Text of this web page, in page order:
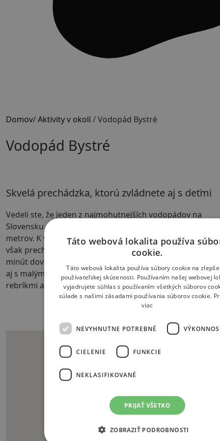
Domov/Aktivity v okolí/Vodopád Bystré
Vodopád Bystré
Skvelá prechádzka, ktorú zvládnete aj s deťmi
Vedeli ste, že jeden z najmohutnejších vodopádov na
Slovensku sa nachádza práve tu? Je vysoký cca 23
metrov. K vodopádu sa dostanete autom, odporúčame
však prechádzku náučným chodníkom, ktorý vás do 45
minút dovedie až k vodopádu. Cestu zvládnete dokonca
aj s malými deťmi. Cez vodopád je vytvorený prechod
rebríkmi a lanom.
Táto webová lokalita používa
cookie.
Táto webová lokalita používa súbory cookie na
používateľskej skúsenosti. Používaním našej webovej
vyjadrujete súhlas s používaním všetkých súborov
súlade s našimi zásadami používania súborov cookie.
viac
NEVYHNUTNE POTREBNÉ
CIELENIE FUNKCIE
NEKLASIFIKOVANÉ
PRIJAŤ VŠETKO
ZOBRAZIŤ PODROBNOSTI